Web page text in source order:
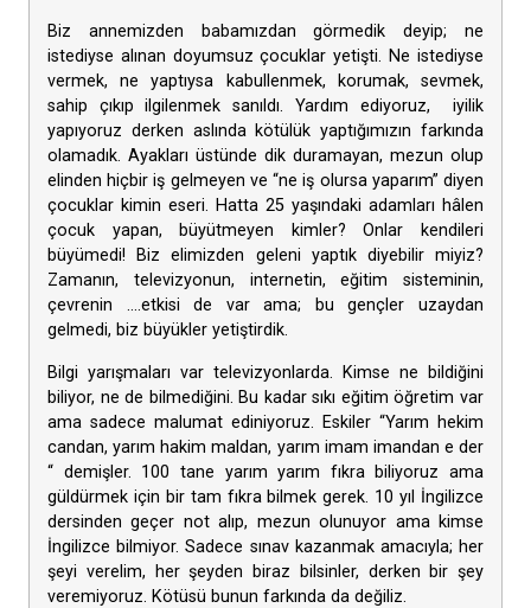
Biz annemizden babamızdan görmedik deyip; ne
istediyse alınan doyumsuz çocuklar yetişti. Ne istediyse
vermek, ne yaptıysa kabullenmek, korumak, sevmek,
sahip çıkıp ilgilenmek sanıldı. Yardım ediyoruz, iyilik
yapıyoruz derken aslında kötülük yaptığımızın farkında
olamadık. Ayakları üstünde dik duramayan, mezun olup
elinden hiçbir iş gelmeyen ve “ne iş olursa yaparım” diyen
çocuklar kimin eseri. Hatta 25 yaşındaki adamları hâlen
çocuk yapan, büyütmeyen kimler? Onlar kendileri
büyümedi! Biz elimizden geleni yaptık diyebilir miyiz?
Zamanın, televizyonun, internetin, eğitim sisteminin,
çevrenin ….etkisi de var ama; bu gençler uzaydan
gelmedi, biz büyükler yetiştirdik.
Bilgi yarışmaları var televizyonlarda. Kimse ne bildiğini
biliyor, ne de bilmediğini. Bu kadar sıkı eğitim öğretim var
ama sadece malumat ediniyoruz. Eskiler “Yarım hekim
candan, yarım hakim maldan, yarım imam imandan e der
“ demişler. 100 tane yarım yarım fıkra biliyoruz ama
güldürmek için bir tam fıkra bilmek gerek. 10 yıl İngilizce
dersinden geçer not alıp, mezun olunuyor ama kimse
İngilizce bilmiyor. Sadece sınav kazanmak amacıyla; her
şeyi verelim, her şeyden biraz bilsinler, derken bir şey
veremiyoruz. Kötüsü bunun farkında da değiliz.